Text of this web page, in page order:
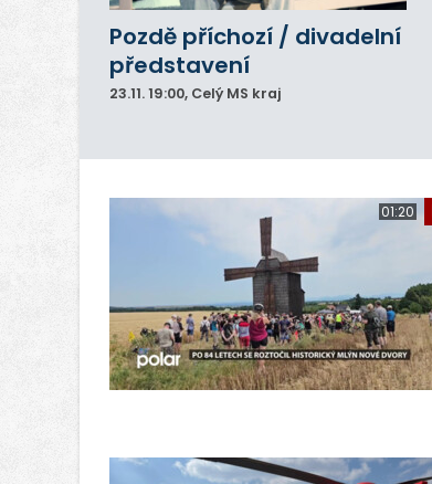
Pozdě příchozí / divadelní
představení
23.11.19:00, Celý MS kraj
01:20